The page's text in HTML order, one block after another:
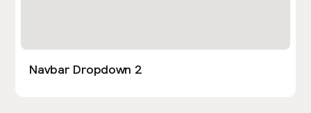
Navbar Dropdown 2